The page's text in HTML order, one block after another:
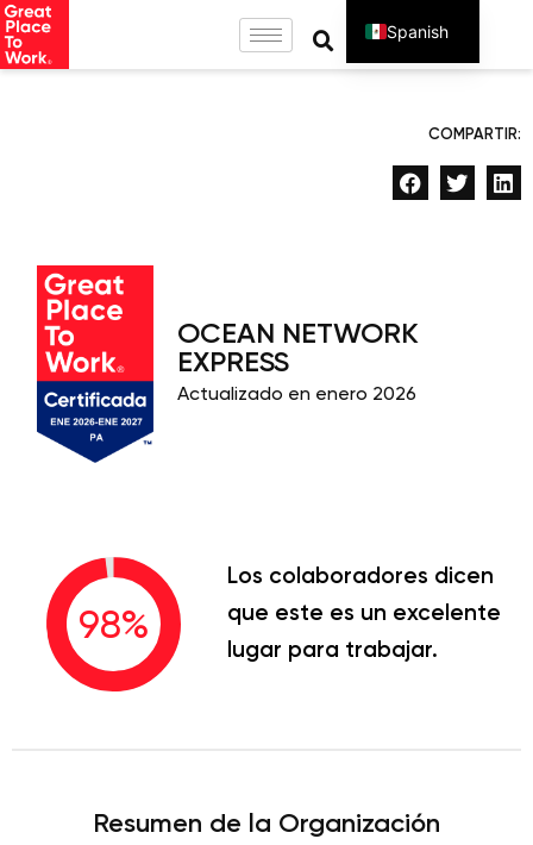
COMPARTIR:
OCEAN NETWORK
EXPRESS
Actualizado en enero 2026
98%
Los colaboradores dicen
que este es un excelente
lugar para trabajar.
Resumen de la Organización
Spanish
English